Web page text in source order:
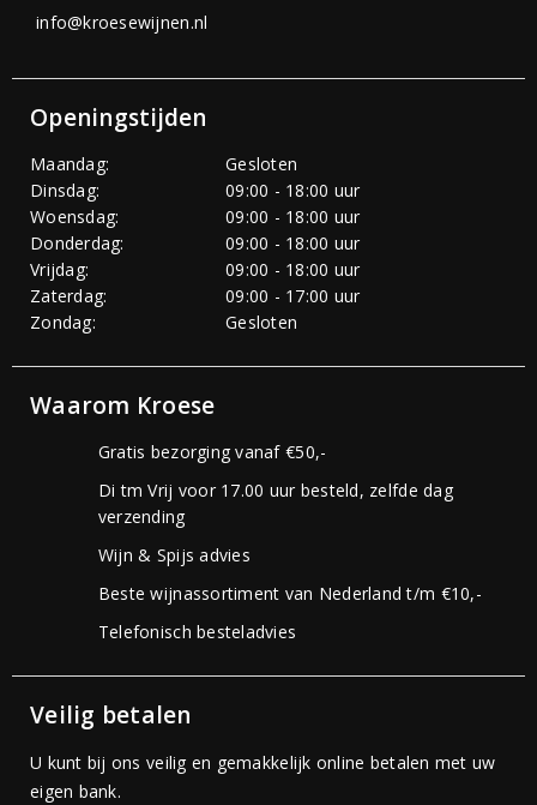
info@kroesewijnen.nl
Openingstijden
Maandag:
Gesloten
Dinsdag:
09:00 - 18:00 uur
Woensdag:
09:00 - 18:00 uur
Donderdag:
09:00 - 18:00 uur
Vrijdag:
09:00 - 18:00 uur
Zaterdag:
09:00 - 17:00 uur
Zondag:
Gesloten
Waarom Kroese
Gratis bezorging vanaf €50,-
Di tm Vrij voor 17.00 uur besteld, zelfde dag
verzending
Wijn & Spijs advies
Beste wijnassortiment van Nederland t/m €10,-
Telefonisch besteladvies
Veilig betalen
U kunt bij ons veilig en gemakkelijk online betalen met uw
eigen bank.